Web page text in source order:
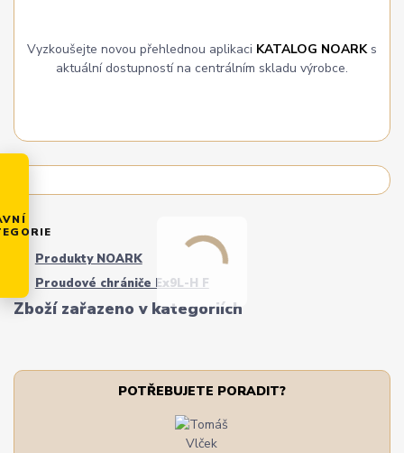
Vyzkoušejte novou přehlednou aplikaci KATALOG NOARKs
aktuální dostupností na centrálním skladu výrobce.
Zboží zařazeno v kategoriích
Produkty NOARK
Proudové chrániče Ex9L-H F
POTŘEBUJETE PORADIT?